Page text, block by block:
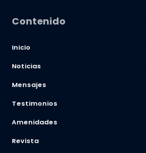
Contenido
Inicio
Noticias
Mensajes
Testimonios
Amenidades
Revista